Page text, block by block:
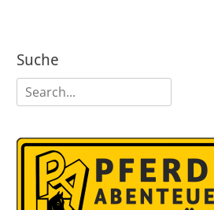
Suche
Suchen
nach: